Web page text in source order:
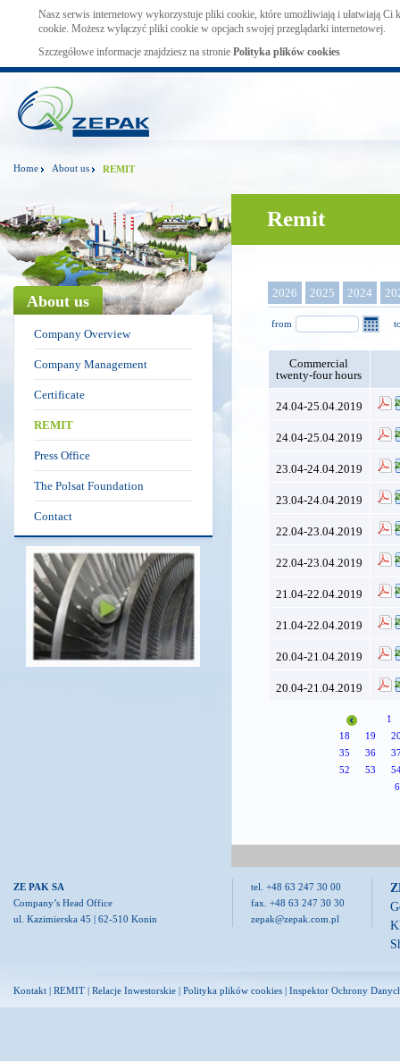
Nasz serwis internetowy wykorzystuje pliki cookie, które umożliwiają i ułatwiają Ci
cookie. Możesz wyłączyć pliki cookie w opcjach swojej przeglądarki internetowej.
Szczegółowe informacje znajdziesz na stronie Polityka plików cookies
Home About us REMIT
About us
Company Overview
Company Management
Certificate
REMIT
Press Office
The Polsat Foundation
Contact
Remit
2026 2025 2024
from
Commercial
twenty-four hours
24.04-25.04.2019
24.04-25.04.2019
23.04-24.04.2019
23.04-24.04.2019
22.04-23.04.2019
22.04-23.04.2019
21.04-22.04.2019
21.04-22.04.2019
20.04-21.04.2019
20.04-21.04.2019
1
18
19
35
36
52
53
ZE PAK SA
Company’s Head Office
ul. Kazimierska 45 | 62-510 Konin
tel. +48 63 247 30 00
fax. +48 63 247 30 30
zepak@zepak.com.pl
Kontakt | REMIT | Relacje Inwestorskie | Polityka plików cookies | Inspektor Ochrony